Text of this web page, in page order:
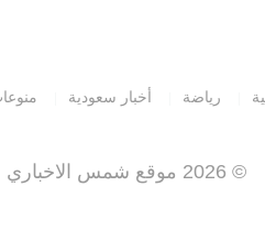
رياضة أخبار سعودية
© 2026 موقع شمس الاخباري